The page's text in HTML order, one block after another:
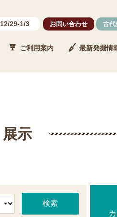
29-1/3 お問い合わせ 古代
ご利用案内 最新発掘情
示
検索